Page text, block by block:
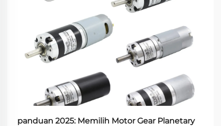
panduan 2025: Memilih Motor Gear Planetary